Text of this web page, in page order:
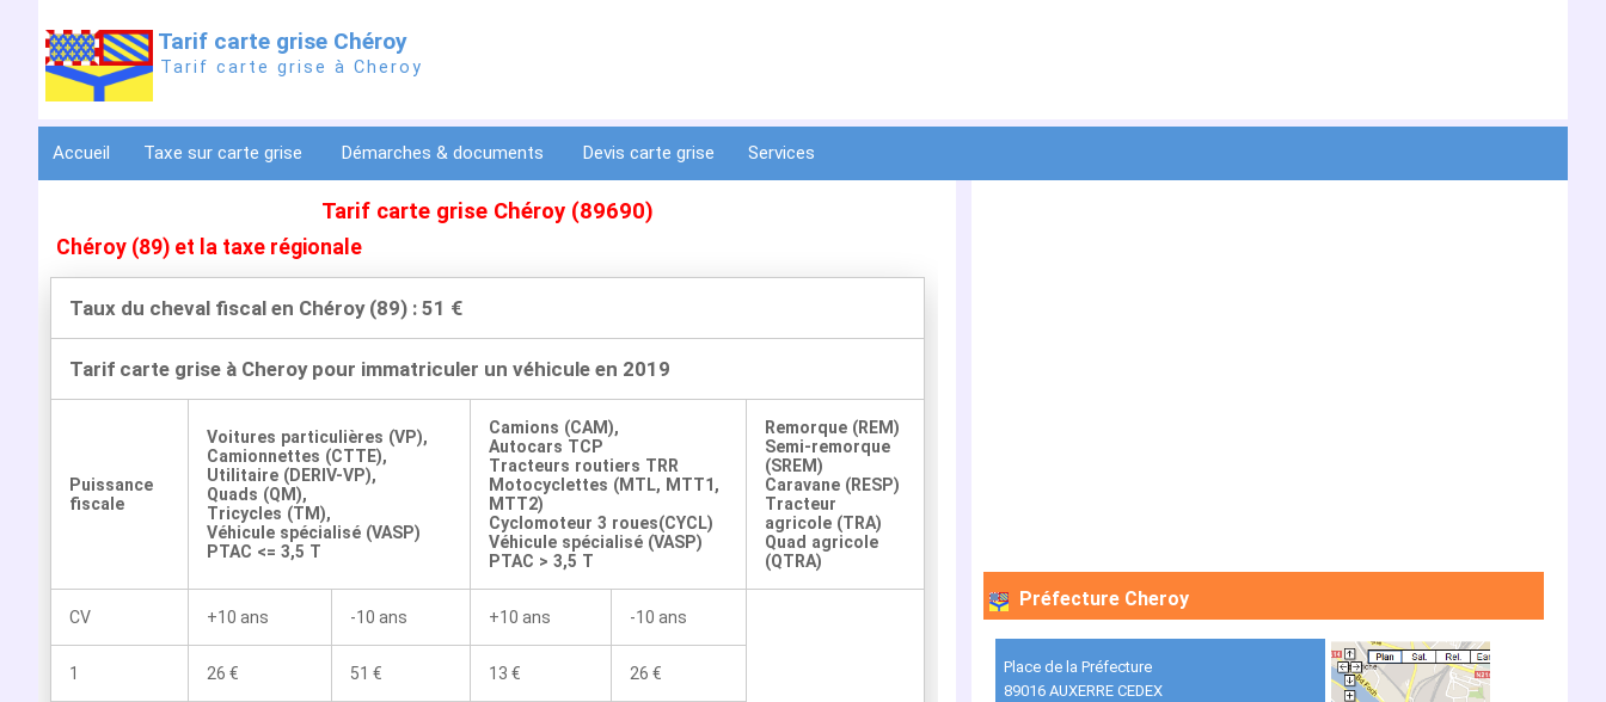
Tarif carte grise Chéroy
Tarif carte grise à Cheroy
Accueil Taxe sur carte grise Démarches & documents Devis carte grise Services
Tarif carte grise Chéroy (89690)
Chéroy (89) et la taxe régionale
Taux du cheval fiscal en Chéroy (89) : 51 €
Tarif carte grise à Cheroy pour immatriculer un véhicule en 2019
Puissance
fiscale
Voitures particulières (VP),
Camionnettes (CTTE),
Utilitaire (DERIV-VP),
Quads (QM),
Tricycles (TM),
Véhicule spécialisé (VASP)
PTAC <= 3,5 T
Camions (CAM),
Autocars TCP
Tracteurs routiers TRR
Motocyclettes (MTL, MTT1,
MTT2)
Cyclomoteur 3 roues(CYCL)
Véhicule spécialisé (VASP)
PTAC > 3,5 T
Remorque (REM)
Semi-remorque
(SREM)
Caravane (RESP)
Tracteur
agricole (TRA)
Quad agricole
(QTRA)
CV +10 ans -10 ans +10 ans -10 ans
1 26 € 51 € 13 € 26 €
Préfecture Cheroy
Place de la Préfecture
89016 AUXERRE CEDEX